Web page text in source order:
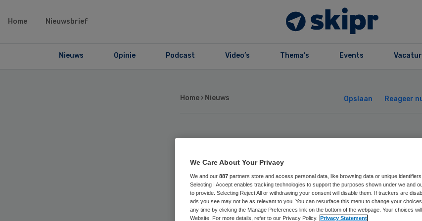
Home Nieuwsbrief
Nieuws Opinie Podcast Video’s Thema’s Events
Home › Nieuws Opslaan Reageer
VGZ sluit
Heerlen
We Care About Your Privacy
We and our 887 partners store and access personal data, like browsing data or unique
Selecting I Accept enables tracking technologies to support the purposes shown under we and
to provide. Selecting Reject All or withdrawing your consent will disable them. If trackers are
ads you see may not be as relevant to you. You can resurface this menu to change your
any time by clicking the Manage Preferences link on the bottom of the webpage. Your choices
Website. For more details, refer to our Privacy Policy. Privacy Statement